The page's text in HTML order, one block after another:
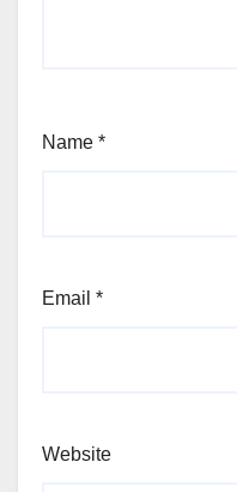
Name *
Email *
Website